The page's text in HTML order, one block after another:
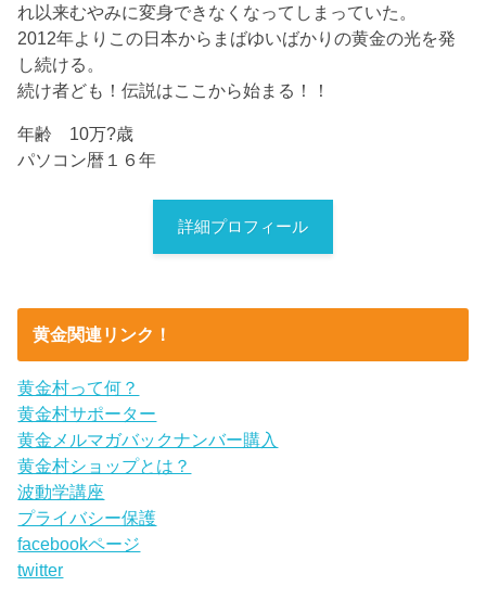
れ以来むやみに変身できなくなってしまっていた。
2012年よりこの日本からまばゆいばかりの黄金の光を発
し続ける。
続け者ども！伝説はここから始まる！！
年齢 10万?歳
パソコン暦１６年
詳細プロフィール
黄金関連リンク！
黄金村って何？
黄金村サポーター
黄金メルマガバックナンバー購入
黄金村ショップとは？
波動学講座
プライバシー保護
facebookページ
twitter